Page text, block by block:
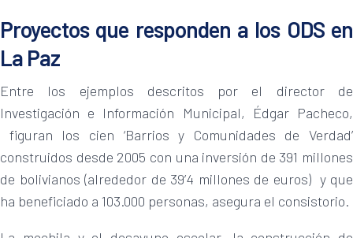
Proyectos que responden a los ODS en
La Paz
Entre los ejemplos descritos por el director de
Investigación e Información Municipal, Édgar Pacheco,
figuran los cien ‘Barrios y Comunidades de Verdad’
construidos desde 2005 con una inversión de 391 millones
de bolivianos (alrededor de 39’4 millones de euros) y que
ha beneficiado a 103.000 personas, asegura el consistorio.